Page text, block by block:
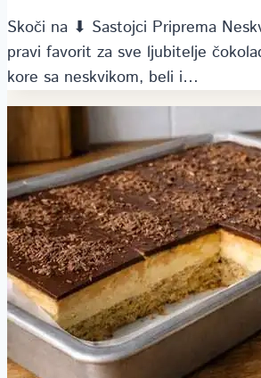
Skoči na ⬇ Sastojci Priprema
pravi favorit za sve ljubitelje
kore sa neskvikom, beli i…